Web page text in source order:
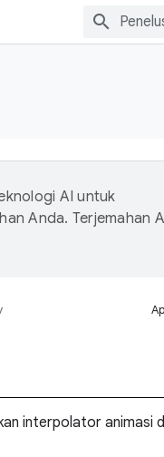
AI untuk
Anda. Terjemahan
interpolator animasi